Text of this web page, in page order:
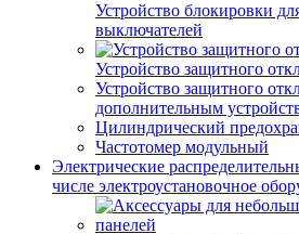
Устройство блокировки
выключателей
Устройство защитного
Устройство защитного
дополнительным
Цилиндрический
Частотомер модульный
Электрические
числе электроустановочное